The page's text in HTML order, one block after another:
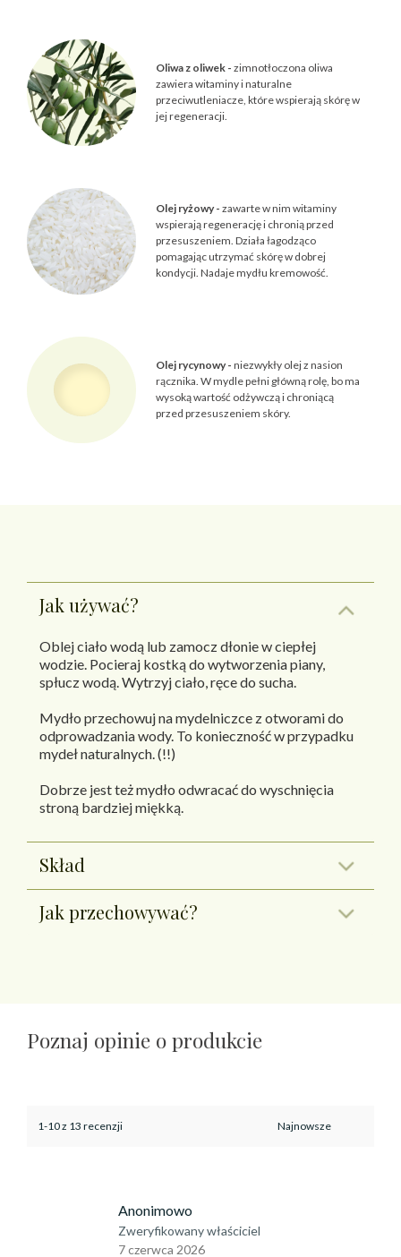
Oliwa z oliwek -zimnotłoczona oliwa
zawiera witaminy i naturalne
przeciwutleniacze, które wspierają skórę w
jej regeneracji.
Olej ryżowy -zawarte w nim witaminy
wspierają regenerację i chronią przed
przesuszeniem. Działa łagodząco
pomagając utrzymać skórę w dobrej
kondycji. Nadaje mydłu kremowość.
Olej rycynowy -niezwykły olej z nasion
rącznika. W mydle pełni główną rolę, bo ma
wysoką wartość odżywczą i chroniącą
przed przesuszeniem skóry.
Jak używać?
Oblej ciało wodą lub zamocz dłonie w ciepłej
wodzie. Pocieraj kostką do wytworzenia piany,
spłucz wodą. Wytrzyj ciało, ręce do sucha.
Mydło przechowuj na mydelniczce z otworami do
odprowadzania wody. To konieczność w przypadku
mydeł naturalnych. (!!)
Dobrze jest też mydło odwracać do wyschnięcia
stroną bardziej miękką.
Skład
Jak przechowywać?
Poznaj opinie o produkcie
1-10 z 13 recenzji
Anonimowo
Zweryfikowany właściciel
7 czerwca 2026